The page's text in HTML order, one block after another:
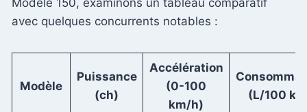
avec quelques concurrents notables :
Modèle
Puissance
(ch)
Accélération
(0-100
km/h)
(L/100